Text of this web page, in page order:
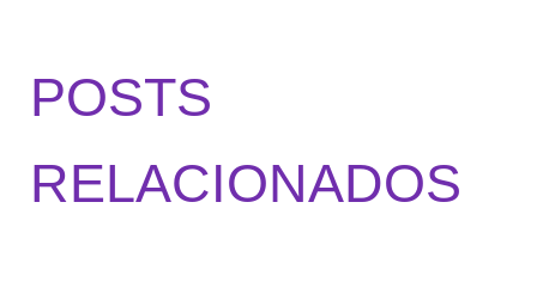
POSTS
RELACIONADOS